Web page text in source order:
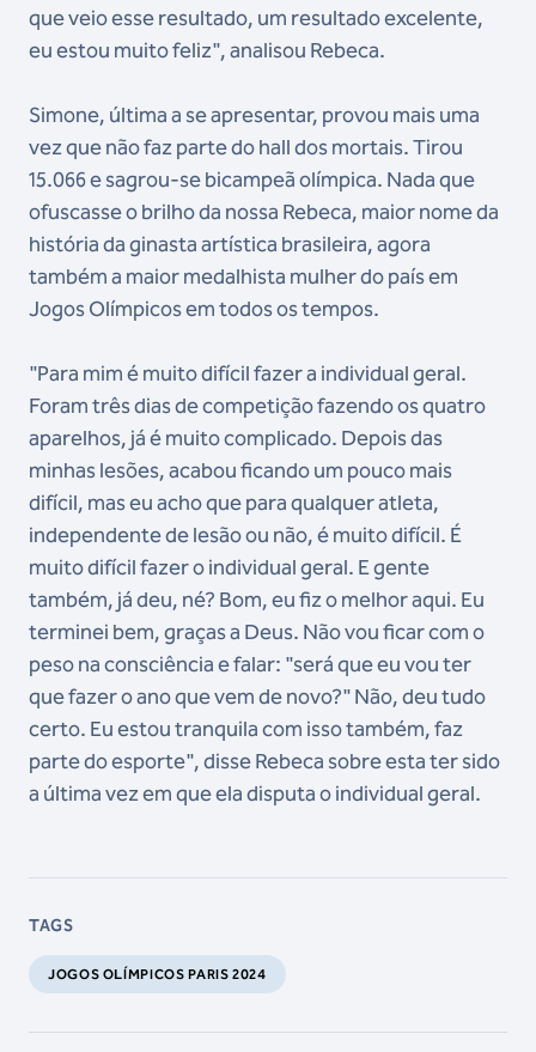
que veio esse resultado, um resultado excelente,
eu estou muito feliz", analisou Rebeca.
Simone, última a se apresentar, provou mais uma
vez que não faz parte do hall dos mortais. Tirou
15.066 e sagrou-se bicampeã olímpica. Nada que
ofuscasse o brilho da nossa Rebeca, maior nome da
história da ginasta artística brasileira, agora
também a maior medalhista mulher do país em
Jogos Olímpicos em todos os tempos.
"Para mim é muito difícil fazer a individual geral.
Foram três dias de competição fazendo os quatro
aparelhos, já é muito complicado. Depois das
minhas lesões, acabou ficando um pouco mais
difícil, mas eu acho que para qualquer atleta,
independente de lesão ou não, é muito difícil. É
muito difícil fazer o individual geral. E gente
também, já deu, né? Bom, eu fiz o melhor aqui. Eu
terminei bem, graças a Deus. Não vou ficar com o
peso na consciência e falar: "será que eu vou ter
que fazer o ano que vem de novo?" Não, deu tudo
certo. Eu estou tranquila com isso também, faz
parte do esporte", disse Rebeca sobre esta ter sido
a última vez em que ela disputa o individual geral.
TAGS
JOGOS OLÍMPICOS PARIS 2024